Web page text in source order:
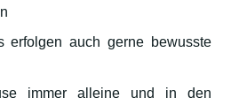
erfolgen auch gerne bewusste
immer alleine und in den